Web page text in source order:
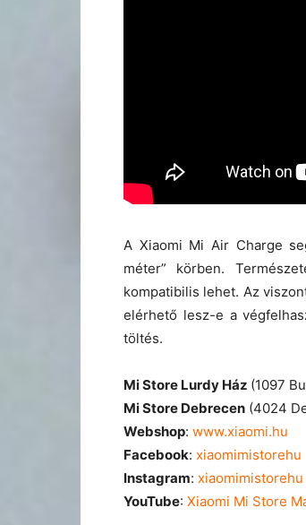
A Xiaomi Mi Air Charge
méter” körben.
kompatibilis lehet. Az
elérhető lesz-e a
töltés.
Mi Store Lurdy Ház (1097
Mi Store Debrecen (4024
Webshop: www.xiaomi.hu
Facebook: xiaomimistorehu
Instagram: xiaomimistorehu
YouTube: Xiaomi Mi Store